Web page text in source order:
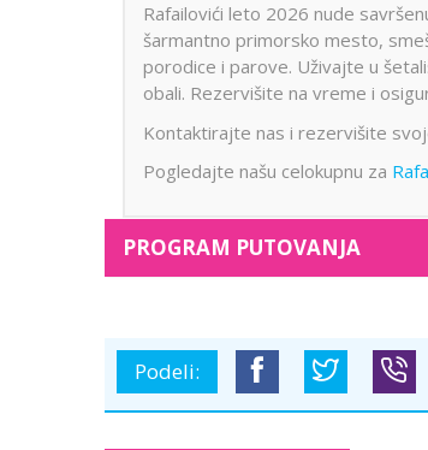
Rafailovići leto 2026 nude
šarmantno primorsko mesto,
porodice i parove. Uživajte u
obali. Rezervišite na vreme i
Kontaktirajte nas i rezervišite
Pogledajte našu celokupnu za
PROGRAM PUTOVANJA
Podeli: